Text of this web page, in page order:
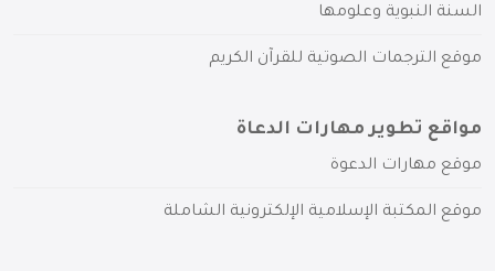
السنة النبوية وعلومها
موقع الترجمات الصوتية للقرآن الكريم
مواقع تطوير مهارات الدعاة
موقع مهارات الدعوة
موقع المكتبة الإسلامية الإلكترونية الشاملة